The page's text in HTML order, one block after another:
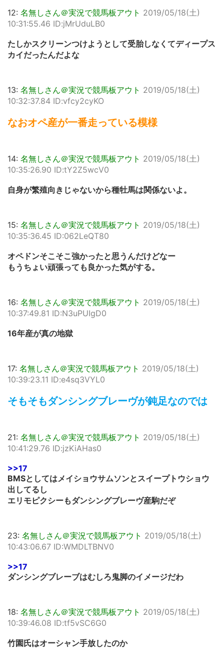
12: 名無しさん＠実況で競馬板アウト 2019/05/18(土)
10:31:55.46 ID:jMrUduLB0
たしかスクリーンつけようとして受胎しなくてディープス
カイだったんだよな
13: 名無しさん＠実況で競馬板アウト 2019/05/18(土)
10:32:37.84 ID:vfcy2cyKO
なおオペ産が一番走っている模様
14: 名無しさん＠実況で競馬板アウト 2019/05/18(土)
10:35:26.90 ID:tY2Z5wcV0
自身が繁殖向きじゃないから種牡馬は関係ないよ。
15: 名無しさん＠実況で競馬板アウト 2019/05/18(土)
10:35:36.45 ID:062LeQT80
オペドンそこそこ強かったと思うんだけどなー
もうちょい頑張っても良かった気がする。
16: 名無しさん＠実況で競馬板アウト 2019/05/18(土)
10:37:49.81 ID:N3uPUIgD0
16年産が真の地獄
17: 名無しさん＠実況で競馬板アウト 2019/05/18(土)
10:39:23.11 ID:e4sq3VYL0
そもそもダンシングブレーヴが鈍足なのでは
21: 名無しさん＠実況で競馬板アウト 2019/05/18(土)
10:41:29.76 ID:jzKiAHas0
>>17
BMSとしてはメイショウサムソンとスイープトウショウ
出してるし
エリモピクシーもダンシングブレーヴ産駒だぞ
23: 名無しさん＠実況で競馬板アウト 2019/05/18(土)
10:43:06.67 ID:WMDLTBNV0
>>17
ダンシングブレーブはむしろ鬼脚のイメージだわ
18: 名無しさん＠実況で競馬板アウト 2019/05/18(土)
10:39:46.08 ID:tf5vSC6G0
竹園氏はオーシャン手放したのか